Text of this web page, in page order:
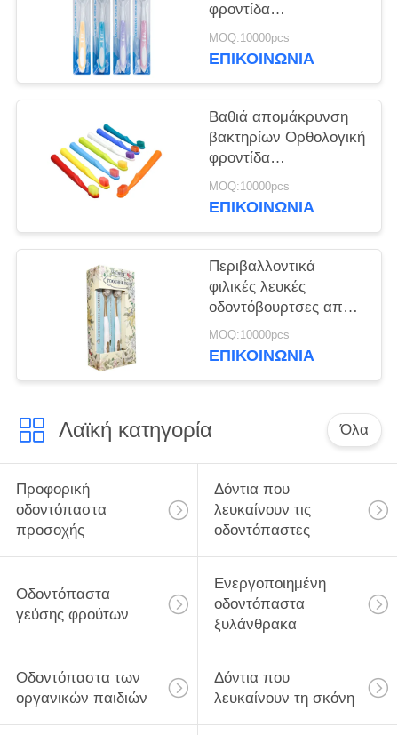
ΠΟΛΙΤΙΚΉ
ΜΥΣΤΙΚΌΤΗΤΑΣ
φροντίδα
Οδοντόβουρτσες
Βαθιά απομάκρυνση
MOQ:10000pcs
ΕΠΙΚΟΙΝΩΝΊΑ
Βαθιά απομάκρυνση
βακτηρίων Ορθολογική
φροντίδα
οδοντόβουρτσες 350g
Λευκό χαρτί κουτί
MOQ:10000pcs
ΕΠΙΚΟΙΝΩΝΊΑ
Περιβαλλοντικά
φιλικές λευκές
οδοντόβουρτσες από
χαρτί αφαιρούν
βακτήρια για βαθύ
MOQ:10000pcs
ΕΠΙΚΟΙΝΩΝΊΑ
Λαϊκή κατηγορία Όλα
Προφορική
οδοντόπαστα
προσοχής
Δόντια που
λευκαίνουν τις
οδοντόπαστες
Οδοντόπαστα
γεύσης φρούτων
Ενεργοποιημένη
οδοντόπαστα
ξυλάνθρακα
Οδοντόπαστα των
οργανικών παιδιών
Δόντια που
λευκαίνουν τη σκόνη